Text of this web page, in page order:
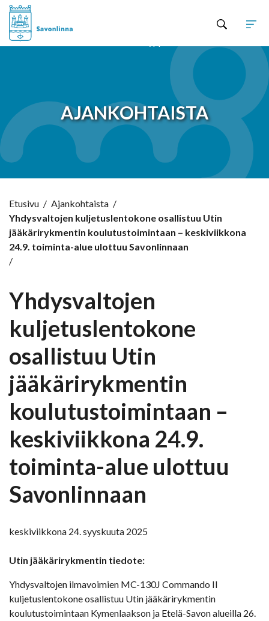
AJANKOHTAISTA
Etusivu / Ajankohtaista /
Yhdysvaltojen kuljetuslentokone osallistuu Utin
jääkärirykmentin koulutustoimintaan – keskiviikkona
24.9. toiminta-alue ulottuu Savonlinnaan
/
Yhdysvaltojen
kuljetuslentokone
osallistuu Utin
jääkärirykmentin
koulutustoimintaan –
keskiviikkona 24.9.
toiminta-alue ulottuu
Savonlinnaan
keskiviikkona 24. syyskuuta 2025
Utin jääkärirykmentin tiedote:
Yhdysvaltojen ilmavoimien MC-130J Commando II
kuljetuslentokone osallistuu Utin jääkärirykmentin
koulutustoimintaan Kymenlaakson ja Etelä-Savon alueilla 26.